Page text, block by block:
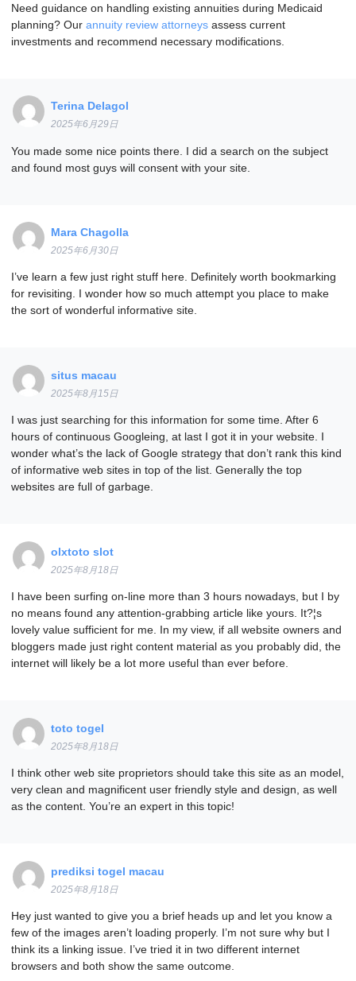
Need guidance on handling existing annuities during Medicaid
planning? Ourannuity review attorneys assess current
investments and recommend necessary modifications.
Terina Delagol
2025年6月29日
You made some nice points there. I did a search on the subject
and found most guys will consent with your site.
Mara Chagolla
2025年6月30日
I’ve learn a few just right stuff here. Definitely worth bookmarking
for revisiting. I wonder how so much attempt you place to make
the sort of wonderful informative site.
situs macau
2025年8月15日
I was just searching for this information for some time. After 6
hours of continuous Googleing, at last I got it in your website. I
wonder what’s the lack of Google strategy that don’t rank this kind
of informative web sites in top of the list. Generally the top
websites are full of garbage.
olxtoto slot
2025年8月18日
I have been surfing on-line more than 3 hours nowadays, but I by
no means found any attention-grabbing article like yours. It?¦s
lovely value sufficient for me. In my view, if all website owners and
bloggers made just right content material as you probably did, the
internet will likely be a lot more useful than ever before.
toto togel
2025年8月18日
I think other web site proprietors should take this site as an model,
very clean and magnificent user friendly style and design, as well
as the content. You’re an expert in this topic!
prediksi togel macau
2025年8月18日
Hey just wanted to give you a brief heads up and let you know a
few of the images aren’t loading properly. I’m not sure why but I
think its a linking issue. I’ve tried it in two different internet
browsers and both show the same outcome.